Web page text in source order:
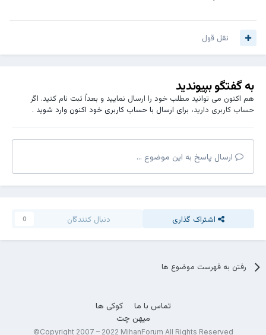
نقل قول
به گفتگو بپیوندید
هم اکنون می توانید مطلب خود را ارسال نمایید و بعداً ثبت نام کنید. اگر
حساب کاربری دارید، برای ارسال با حساب کاربری خود اکنون وارد شوید.
ارسال پاسخ به این موضوع ...
اشتراک گذاری دنبال کنندگان 0
رفتن به فهرست موضوع ها
تماس با ما
کوکی ها
میهن چت
Copyright 2007 – 2022 MihanForum All Rights Reserved©